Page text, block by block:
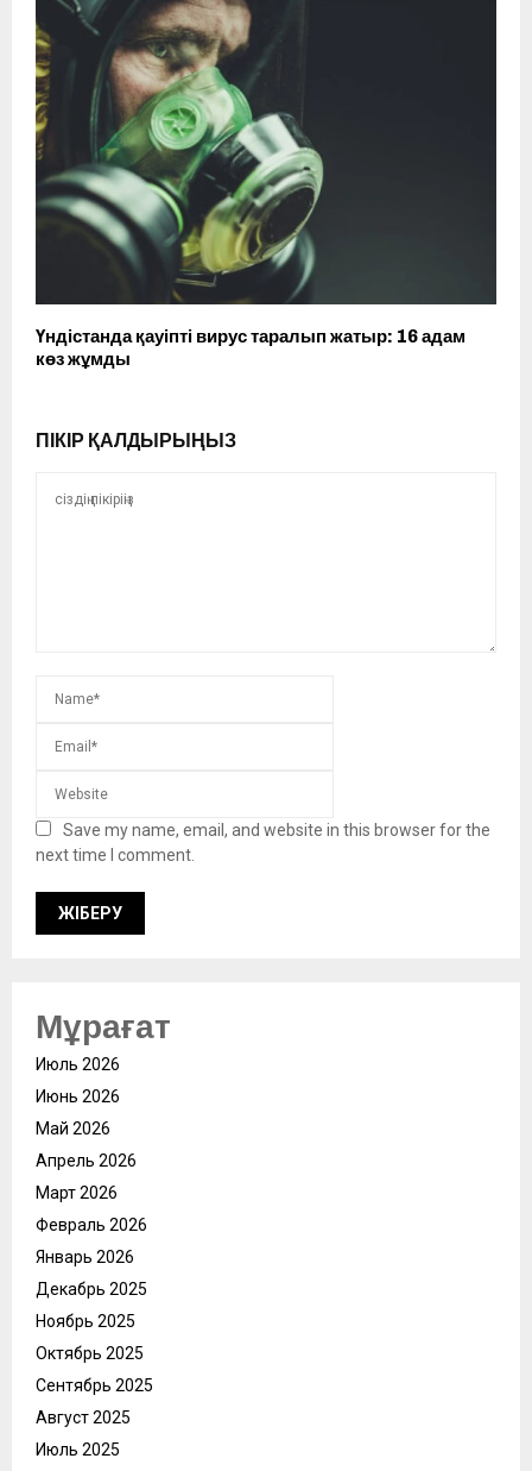
Үндістанда қауіпті вирус таралып жатыр: 16 адам
көз жұмды
ПІКІР ҚАЛДЫРЫҢЫЗ
Save my name, email, and website in this browser for the
next time I comment.
Мұрағат
Июль 2026
Июнь 2026
Май 2026
Апрель 2026
Март 2026
Февраль 2026
Январь 2026
Декабрь 2025
Ноябрь 2025
Октябрь 2025
Сентябрь 2025
Август 2025
Июль 2025